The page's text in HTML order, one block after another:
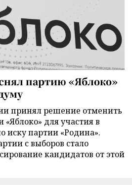
партию «Яблоко»
принял решение отменить
для участия в
иску партии «Родина».
с выборов стало
кандидатов от этой